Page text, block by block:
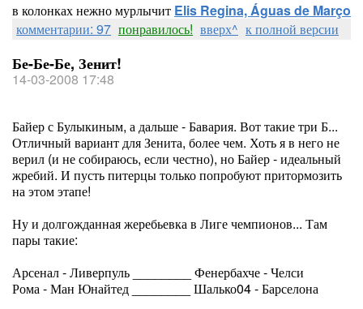
в колонках нежно мурлычит Elis Regina, Águas de Março
комментарии: 97 понравилось! вверх^ к полной версии
Бе-Бе-Бе, Зенит!
14-03-2008 17:48
Байер с Булыкиным, а дальше - Бавария. Вот такие три Б...
Отличный вариант для Зенита, более чем. Хоть я в него не
верил (и не собираюсь, если честно), но Байер - идеальный
жребий. И пусть питерцы только попробуют притормозить
на этом этапе!
Ну и долгожданная жеребьевка в Лиге чемпионов... Там
пары такие:
Арсенал - Ливерпуль ________ Фенербахче - Челси
Рома - Ман Юнайтед ________ Шалько04 - Барселона